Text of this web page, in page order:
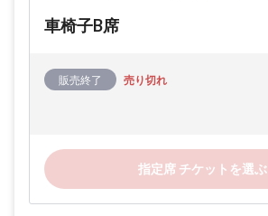
車椅子B席
販売終了 売り切れ
指定席 チケットを選ぶ